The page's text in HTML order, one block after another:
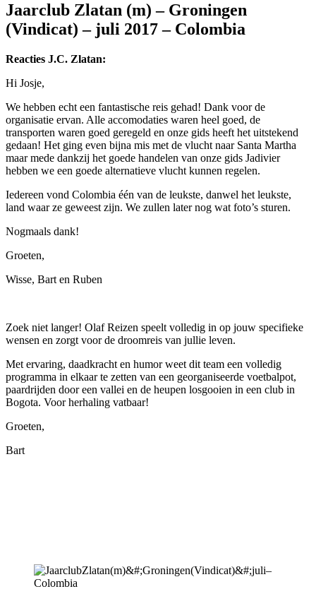
Jaarclub Zlatan (m) – Groningen
(Vindicat) – juli 2017 – Colombia
Reacties J.C. Zlatan:
Hi Josje,
We hebben echt een fantastische reis gehad! Dank voor de
organisatie ervan. Alle accomodaties waren heel goed, de
transporten waren goed geregeld en onze gids heeft het uitstekend
gedaan! Het ging even bijna mis met de vlucht naar Santa Martha
maar mede dankzij het goede handelen van onze gids Jadivier
hebben we een goede alternatieve vlucht kunnen regelen.
Iedereen vond Colombia één van de leukste, danwel het leukste,
land waar ze geweest zijn. We zullen later nog wat foto’s sturen.
Nogmaals dank!
Groeten,
Wisse, Bart en Ruben
Zoek niet langer! Olaf Reizen speelt volledig in op jouw specifieke
wensen en zorgt voor de droomreis van jullie leven.
Met ervaring, daadkracht en humor weet dit team een volledig
programma in elkaar te zetten van een georganiseerde voetbalpot,
paardrijden door een vallei en de heupen losgooien in een club in
Bogota. Voor herhaling vatbaar!
Groeten,
Bart